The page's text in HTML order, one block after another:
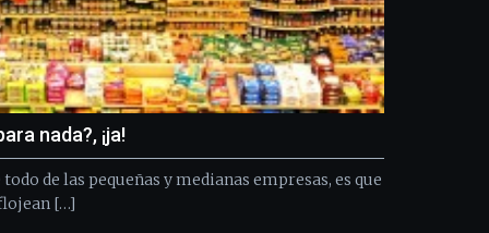
exposiciones,
conferencias,
docufórums
y
espectáculos
ciencia
del
16
de
nada?, ¡ja!
de las pequeñas y medianas empresas, es que
[…]